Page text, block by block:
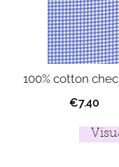
100% cotton
€7.40